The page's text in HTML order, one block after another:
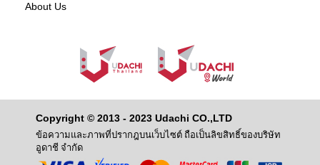
About Us
Copyright © 2013 - 2023 Udachi CO.,LTD
ข้อความและภาพที่ปรากฎบนเว็บไซต์ ถือเป็นลิขสิทธิ์ของบริษัท
อูดาชี จำกัด